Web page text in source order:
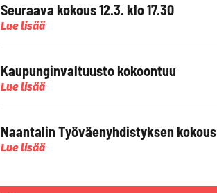
Seuraava kokous 12.3. klo 17.30
Lue lisää
Kaupunginvaltuusto kokoontuu
Lue lisää
Naantalin Työväenyhdistyksen kokous
Lue lisää